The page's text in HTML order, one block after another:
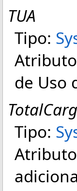
TUA
Tipo:
de Uso
Tipo: